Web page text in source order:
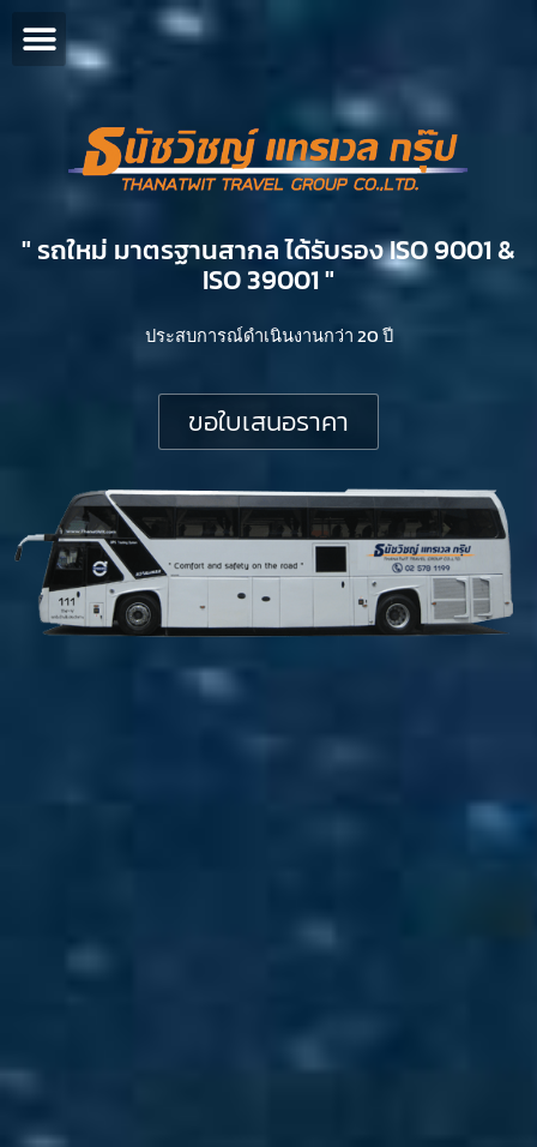
" รถใหม่ มาตรฐานสากล ได้รับรอง ISO 9001 &
ISO 39001 "​
ประสบการณ์ดำเนินงานกว่า 20 ปี
ขอใบเสนอราคา